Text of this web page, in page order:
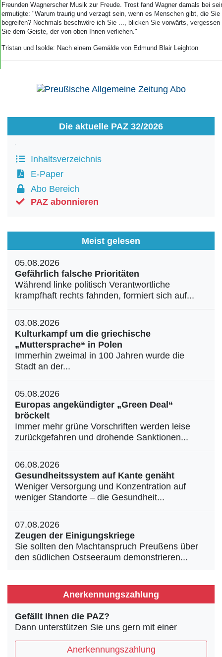
Freunden Wagnerscher Musik zur Freude. Trost fand Wagner damals bei
ermutigte: "Warum traurig und verzagt sein, wenn es Menschen gibt, die
begreifen? Nochmals beschwöre ich Sie ..., blicken Sie vorwärts,
Sie dem Geiste, der von oben Ihnen verliehen."
Tristan und Isolde: Nach einem Gemälde von Edmund Blair Leighton
Die aktuelle PAZ 32/2026
Inhaltsverzeichnis
E-Paper
Abo Bereich
PAZ abonnieren
Meist gelesen
05.08.2026
Gefährlich falsche Prioritäten
Während linke politisch Verantwortliche
krampfhaft rechts fahnden, formiert sich auf...
03.08.2026
Kulturkampf um die griechische
„Muttersprache“ in Polen
Immerhin zweimal in 100 Jahren wurde die
Stadt an der...
05.08.2026
Europas angekündigter „Green Deal“
bröckelt
Immer mehr grüne Vorschriften werden leise
zurückgefahren und drohende Sanktionen...
06.08.2026
Gesundheitssystem auf Kante genäht
Weniger Versorgung und Konzentration auf
weniger Standorte – die Gesundheit...
07.08.2026
Zeugen der Einigungskriege
Sie sollten den Machtanspruch Preußens über
den südlichen Ostseeraum demonstrieren...
Anerkennungszahlung
Gefällt Ihnen die PAZ?
Dann unterstützen Sie uns gern mit einer
Anerkennungszahlung